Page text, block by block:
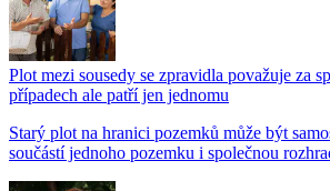
Plot mezi sousedy se zpravidla považuje za
případech ale patří jen jednomu
Starý plot na hranici pozemků může být
součástí jednoho pozemku i společnou